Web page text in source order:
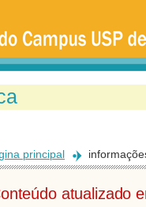
principal
atualizado